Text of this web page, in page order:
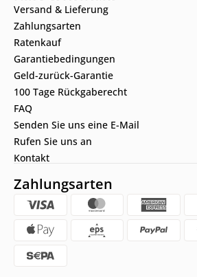
Versand & Lieferung
Zahlungsarten
Ratenkauf
Garantiebedingungen
Geld-zurück-Garantie
100 Tage Rückgaberecht
FAQ
Senden Sie uns eine E-Mail
Rufen Sie uns an
Kontakt
Zahlungsarten